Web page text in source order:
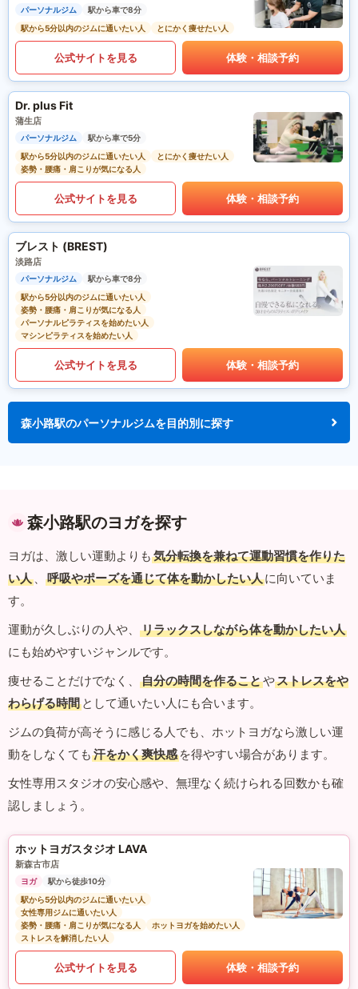
パーソナルジム
駅から車で8分
駅から5分以内のジムに通いたい人
とにかく痩せたい人
公式サイトを見る 体験・相談予約
Dr. plus Fit
蒲生店
パーソナルジム
駅から車で5分
駅から5分以内のジムに通いたい人
とにかく痩せたい人
姿勢・腰痛・肩こりが気になる人
公式サイトを見る 体験・相談予約
ブレスト (BREST)
淡路店
パーソナルジム
駅から車で8分
駅から5分以内のジムに通いたい人
姿勢・腰痛・肩こりが気になる人
パーソナルピラティスを始めたい人
マシンピラティスを始めたい人
公式サイトを見る 体験・相談予約
森小路駅のパーソナルジムを目的別に探す
森小路駅のヨガを探す
ヨガは、激しい運動よりも 気分転換を兼ねて運動習慣を作りた
い人 、 呼吸やポーズを通じて体を動かしたい人に向いていま
す。
運動が久しぶりの人や、
リラックスしながら体を動かしたい人
にも始めやすいジャンルです。
痩せることだけでなく、
自分の時間を作ることやストレスをや
わらげる時間 として通いたい人にも合います。
ジムの負荷が高そうに感じる人でも、ホットヨガなら激しい運
動をしなくても 汗をかく爽快感 を得やすい場合があります。
女性専用スタジオの安心感や、無理なく続けられる回数かも確
認しましょう。
ホットヨガスタジオ LAVA
新森古市店
ヨガ
駅から徒歩10分
駅から5分以内のジムに通いたい人
女性専用ジムに通いたい人
姿勢・腰痛・肩こりが気になる人
ホットヨガを始めたい人
ストレスを解消したい人
公式サイトを見る 体験・相談予約